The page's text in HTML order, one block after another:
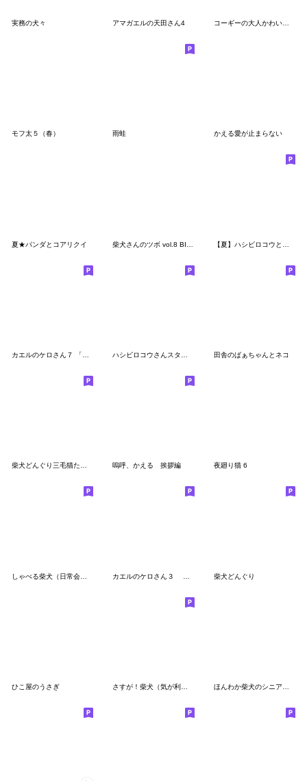
実務の犬々 アマガエルの天田さん4 コーギーの大人かわいい敬語で状況報告
モフ太５（春） 雨蛙 かえる愛が止まらない
夏★パンダとコアリクイ
田舎のばぁちゃんとネコ
柴犬どんぐり三毛猫たんぽぽ 嗚呼、かえる 挨拶編 夜廻り猫 6
柴犬どんぐり
ひこ屋のうさぎ